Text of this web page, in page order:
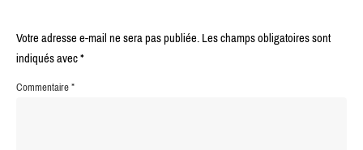
Votre adresse e-mail ne sera pas publiée.Les champs obligatoires sont
indiqués avec*
Commentaire*